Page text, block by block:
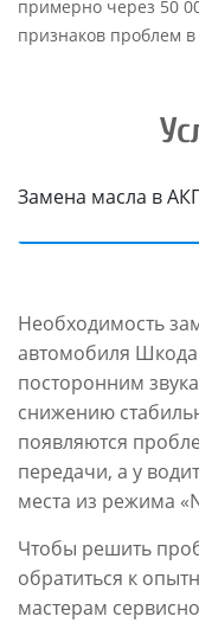
примерно через 50
признаков проблем
Замена масла в
Необходимость
автомобиля Шкода
посторонним
снижению
появляются
передачи, а у
места из режима
Чтобы решить
обратиться к
мастерам